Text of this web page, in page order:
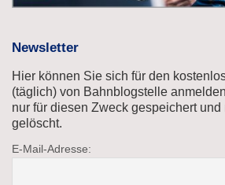
Newsletter
Hier können Sie sich für den
(täglich) von Bahnblogstelle
nur für diesen Zweck gespeichert
gelöscht.
E-Mail-Adresse: